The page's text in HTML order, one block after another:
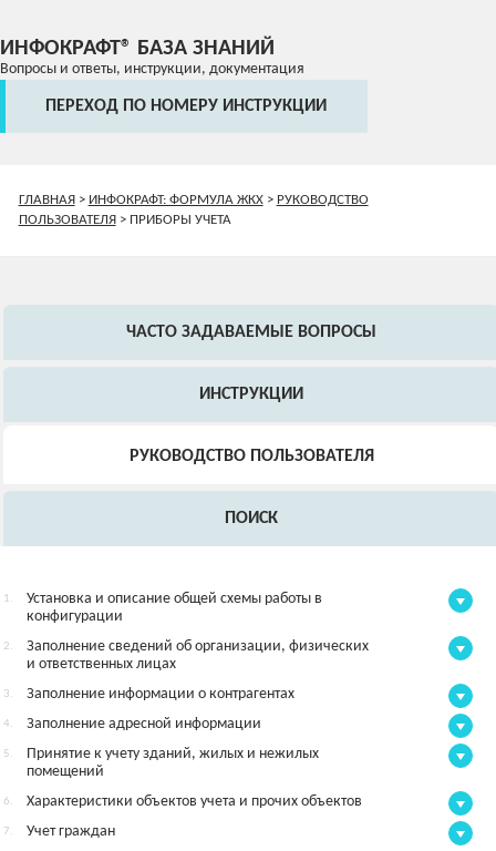
ИНФОКРАФТ® БАЗА ЗНАНИЙ
Вопросы и ответы, инструкции, документация
ПЕРЕХОД ПО НОМЕРУ ИНСТРУКЦИИ
ГЛАВНАЯ> ИНФОКРАФТ: ФОРМУЛА ЖКХ> РУКОВОДСТВО
ПОЛЬЗОВАТЕЛЯ> ПРИБОРЫ УЧЕТА
ЧАСТО ЗАДАВАЕМЫЕ ВОПРОСЫ
ИНСТРУКЦИИ
РУКОВОДСТВО ПОЛЬЗОВАТЕЛЯ
ПОИСК
1.
Установка и описание общей схемы работы в
конфигурации
2.
Заполнение сведений об организации, физических
и ответственных лицах
3. Заполнение информации о контрагентах
4. Заполнение адресной информации
5.
Принятие к учету зданий, жилых и нежилых
помещений
6. Характеристики объектов учета и прочих объектов
7. Учет граждан